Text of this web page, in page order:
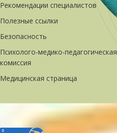
Рекомендации специалистов
Полезные ссылки
Безопасность
Психолого-медико-педагогическая
комиссия
Медицинская страница